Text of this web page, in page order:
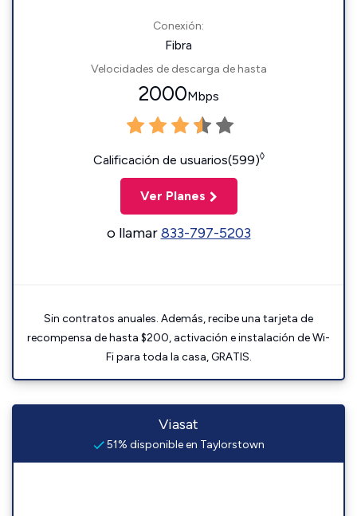
Conexión:
Fibra
Velocidades de descarga de hasta
2000Mbps
Calificación de usuarios(599)◊
Ver Planes
o llamar833-797-5203
Sin contratos anuales. Además, recibe una tarjeta de
recompensa de hasta $200, activación e instalación de Wi-
Fi para toda la casa, GRATIS.
Viasat
51% disponible en Taylorstown